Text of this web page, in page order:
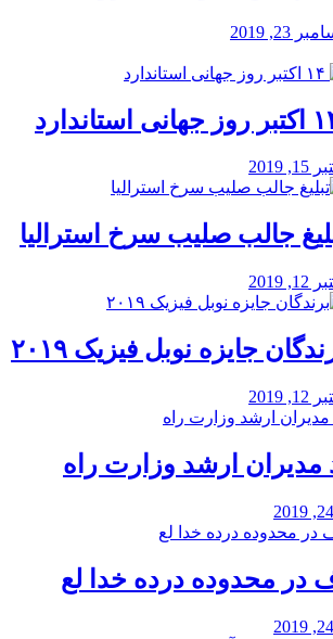
23, 2019
2019
جالب صلیب سرخ استرالیا
2019
جایزه نوبل فیزیک ۲۰۱۹
2019
مدیران ارشد وزارت راه
در محدوده درده خدا لع